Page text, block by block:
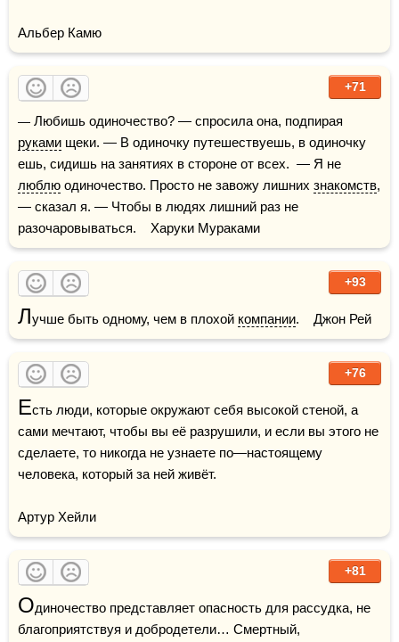
Альбер Камю
+71
руками щеки. — В одиночку путешествуешь, в одиночку
люблю одиночество. Просто не завожу лишних знакомств,
— сказал я. — Чтобы в людях лишний раз не
разочаровываться.    Харуки Мураками
+93
Лучше быть одному, чем в плохой компании.    Джон Рей
+76
Есть люди, которые окружают себя высокой стеной, а
сами мечтают, чтобы вы её разрушили, и если вы этого не
сделаете, то никогда не узнаете по—настоящему
человека, который за ней живёт.
Артур Хейли
+81
Одиночество представляет опасность для рассудка, не
благоприятствуя и добродетели… Смертный,